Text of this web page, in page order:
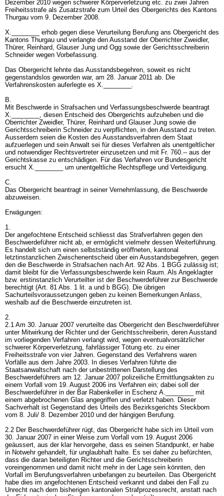
Dezember 2010 wegen schwerer Körperverletzung etc. zu zwei Jahren
Freiheitsstrafe als Zusatzstrafe zum Urteil des Obergerichts des Kantons
Thurgau vom 9. Dezember 2008.
X.________ erhob gegen diese Verurteilung Berufung ans Obergericht des
Kantons Thurgau und verlangte den Ausstand der Oberrichter Zweidler,
Thürer, Reinhard, Glauser Jung und Ogg sowie der Gerichtsschreiberin
Schneider wegen Vorbefassung.
Das Obergericht lehnte das Ausstandsbegehren, soweit es nicht
gegenstandslos geworden war, am 28. Januar 2011 ab. Die
Verfahrenskosten auferlegte es X.________.
B.
Mit Beschwerde in Strafsachen und Verfassungsbeschwerde beantragt
X.________, diesen Entscheid des Obergerichts aufzuheben und die
Oberrichter Zweidler, Thürer, Reinhard und Glauser Jung sowie die
Gerichtsschreiberin Schneider zu verpflichten, in den Ausstand zu treten.
Ausserdem seien die Kosten des Ausstandsverfahren dem Staat
aufzuerlegen und sein Anwalt sei für dieses Verfahren als unentgeltlicher
und notwendiger Rechtsvertreter einzusetzen und mit Fr. 760.-- aus der
Gerichtskasse zu entschädigen. Für das Verfahren vor Bundesgericht
ersucht X.________ um unentgeltliche Rechtspflege und Verteidigung.
C.
Das Obergericht beantragt in seiner Vernehmlassung, die Beschwerde
abzuweisen.
Erwägungen:
1.
Der angefochtene Entscheid schliesst das Strafverfahren gegen den
Beschwerdeführer nicht ab, er ermöglicht vielmehr dessen Weiterführung.
Es handelt sich um einen selbstständig eröffneten, kantonal
letztinstanzlichen Zwischenentscheid über ein Ausstandsbegehren, gegen
den die Beschwerde in Strafsachen nach Art. 92 Abs. 1 BGG zulässig ist;
damit bleibt für die Verfassungsbeschwerde kein Raum. Als Angeklagter
bzw. erstinstanzlich Verurteilter ist der Beschwerdeführer zur Beschwerde
berechtigt (Art. 81 Abs. 1 lit. a und b BGG). Die übrigen
Sachurteilsvoraussetzungen geben zu keinen Bemerkungen Anlass,
weshalb auf die Beschwerde einzutreten ist.
2.
2.1 Am 30. Januar 2007 verurteilte das Obergericht den Beschwerdeführer
unter Mitwirkung der Richter und der Gerichtsschreiberin, deren Ausstand
im vorliegenden Verfahren verlangt wird, wegen eventualvorsätzlicher
schwerer Körperverletzung, fahrlässiger Tötung etc. zu einer
Freiheitsstrafe von vier Jahren. Gegenstand des Verfahrens waren
Vorfälle aus dem Jahre 2003. In dieses Verfahren führte die
Staatsanwaltschaft nach der unbestrittenen Darstellung des
Beschwerdeführers am 12. Januar 2007 polizeiliche Ermittlungsakten zu
einem Vorfall vom 19. August 2006 ins Verfahren ein; dabei soll der
Beschwerdeführer in der Bar Rabenkeller in Eschenz A.________ mit
einem abgebrochenen Glas angegriffen und verletzt haben. Dieser
Sachverhalt ist Gegenstand des Urteils des Bezirksgerichts Steckborn
vom 8. Juli/ 8. Dezember 2010 und der hängigen Berufung.
2.2 Der Beschwerdeführer rügt, das Obergericht habe sich im Urteil vom
30. Januar 2007 in einer Weise zum Vorfall vom 19. August 2006
geäussert, aus der klar hervorgehe, dass es seinen Standpunkt, er habe
in Notwehr gehandelt, für unglaubhaft halte. Es sei daher zu befürchten,
dass die daran beteiligten Richter und die Gerichtsschreiberin
voreingenommen und damit nicht mehr in der Lage sein könnten, den
Vorfall im Berufungsverfahren unbefangen zu beurteilen. Das Obergericht
habe dies im angefochtenen Entscheid verkannt und dabei den Fall zu
Unrecht nach dem bisherigen kantonalen Strafprozessrecht, anstatt nach